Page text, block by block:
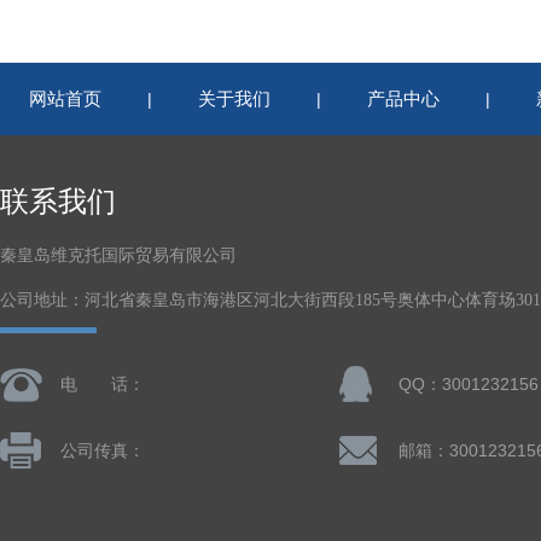
网站首页 | 关于我们 | 产品中心 |
联系我们
秦皇岛维克托国际贸易有限公司
公司地址：河北省秦皇岛市海港区河北大街西段185号奥体中心体育场
电 话： QQ：3001232156
公司传真： 邮箱：